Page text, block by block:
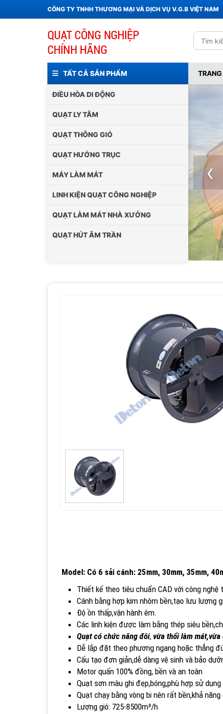
CÔNG TY TNHH THƯƠNG MẠI VÀ DỊCH VỤ V.G.B VIỆT NAM
TẤT CẢ SẢN PHẨM
ĐIỀU HÒA DI ĐỘNG
QUẠT LY TÂM
QUẠT THÔNG GIÓ
QUẠT HƯỚNG TRỤC
MÁY LÀM MÁT
LINH KIỆN QUẠT CÔNG NGHIỆP
QUẠT LÀM MÁT NHÀ XƯỞNG
QUẠT HÚT ÂM TRẦN
‹
Model: Có 6 sải cánh: 25mm, 30mm, 35mm,
Thiết kế theo tiêu chuẩn CAD với công nghệ
Cánh bằng hợp kim nhôm bền,tạo lưu lượng
Độ ồn thấp,vận hành êm.
Các linh kiện được làm bằng thép siêu
Quạt có chức năng đôi, vừa thổi làm
Dễ lắp đặt theo phương ngang hoặc thẳng
Cấu tạo đơn giản,dễ dàng vệ sinh và bảo
Motor quấn 100% đồng, bền và an toàn
Quạt sơn màu ghi đẹp,bóng,phù hợp sử
Quạt chạy bằng vòng bi nên rất bền,khả
Lượng gió: 725-8500m³/h